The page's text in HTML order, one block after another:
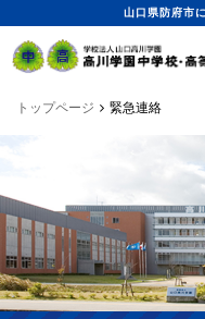
山口県防府市
トップページ 緊急連絡